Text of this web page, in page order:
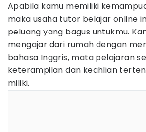
Apabila kamu memiliki
maka usaha tutor belajar online
peluang yang bagus untukmu.
mengajar dari rumah dengan
bahasa Inggris, mata pelajaran
keterampilan dan keahlian
miliki.